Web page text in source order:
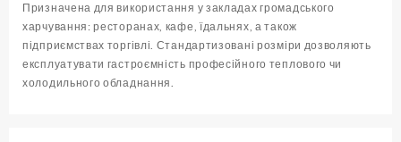
Призначена для використання у закладах громадського
харчування: ресторанах, кафе, їдальнях, а також
підприємствах торгівлі. Стандартизовані розміри дозволяють
експлуатувати гастроємність професійного теплового чи
холодильного обладнання.